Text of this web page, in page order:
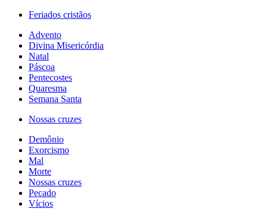
Feriados cristãos
Advento
Divina Misericórdia
Natal
Páscoa
Pentecostes
Quaresma
Semana Santa
Nossas cruzes
Demônio
Exorcismo
Mal
Morte
Nossas cruzes
Pecado
Vícios